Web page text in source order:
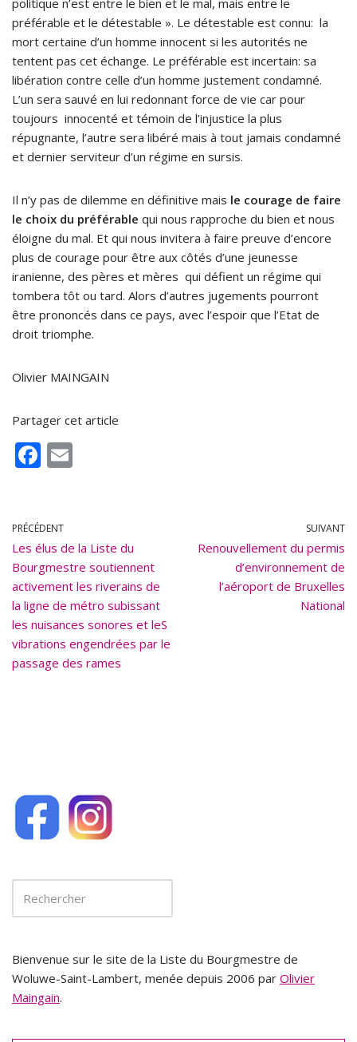
politique n’est entre le bien et le mal, mais entre le
préférable et le détestable ». Le détestable est connu: la
mort certaine d’un homme innocent si les autorités ne
tentent pas cet échange. Le préférable est incertain: sa
libération contre celle d’un homme justement condamné.
L’un sera sauvé en lui redonnant force de vie car pour
toujours innocenté et témoin de l’injustice la plus
répugnante, l’autre sera libéré mais à tout jamais condamné
et dernier serviteur d’un régime en sursis.
Il n’y pas de dilemme en définitive mais le courage de faire
le choix du préférable qui nous rapproche du bien et nous
éloigne du mal. Et qui nous invitera à faire preuve d’encore
plus de courage pour être aux côtés d’une jeunesse
iranienne, des pères et mères qui défient un régime qui
tombera tôt ou tard. Alors d’autres jugements pourront
être prononcés dans ce pays, avec l’espoir que l’Etat de
droit triomphe.
Olivier MAINGAIN
Partager cet article
F
b
o
o
k
PRÉCÉDENT
Les élus de la Liste du
Bourgmestre soutiennent
activement les riverains de
la ligne de métro subissant
les nuisances sonores et leS
vibrations engendrées par le
passage des rames
SUIVANT
Renouvellement du permis
d’environnement de
l’aéroport de Bruxelles
National
Bienvenue sur le site de la Liste du Bourgmestre de
Woluwe-Saint-Lambert, menée depuis 2006 par Olivier
Maingain.